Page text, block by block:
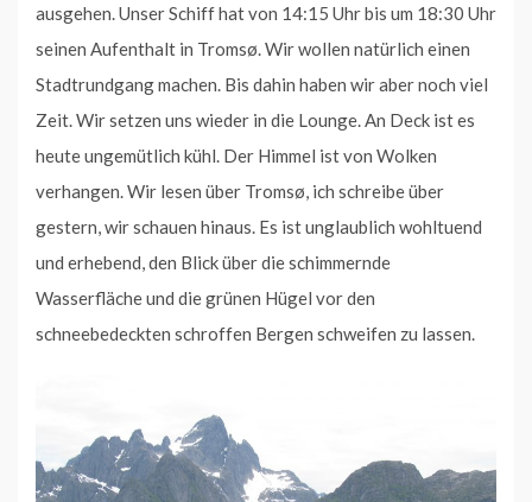
ausgehen. Unser Schiff hat von 14:15 Uhr bis um 18:30 Uhr
seinen Aufenthalt in Tromsø. Wir wollen natürlich einen
Stadtrundgang machen. Bis dahin haben wir aber noch viel
Zeit. Wir setzen uns wieder in die Lounge. An Deck ist es
heute ungemütlich kühl. Der Himmel ist von Wolken
verhangen. Wir lesen über Tromsø, ich schreibe über
gestern, wir schauen hinaus. Es ist unglaublich wohltuend
und erhebend, den Blick über die schimmernde
Wasserfläche und die grünen Hügel vor den
schneebedeckten schroffen Bergen schweifen zu lassen.